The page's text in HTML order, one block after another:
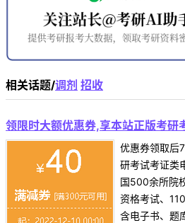
相关话题/调剂 招收
领限时大额优惠券,享本站正版考研
优惠券领取后
研考试考证类
国500余所院
资格考试、
含电子书、题